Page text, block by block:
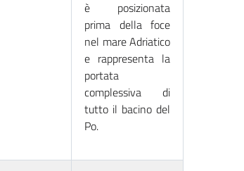
è posizionata
prima della foce
nel mare Adriatico
e rappresenta la
portata
complessiva di
tutto il bacino del
Po.